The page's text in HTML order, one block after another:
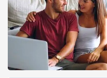
Какие-то
начинают свой путь
зарекомендовать
недвижимости.
работают десятки
популярностью за
надежности.